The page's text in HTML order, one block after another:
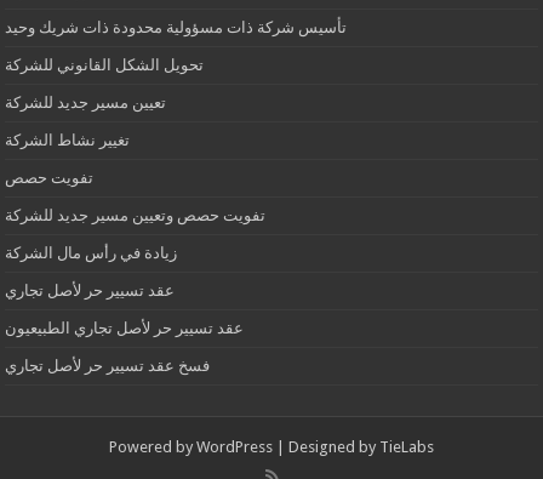
تأسيس شركة ذات مسؤولية محدودة ذات شريك وحيد
تحويل الشكل القانوني للشركة
تعيين مسير جديد للشركة
تغيير نشاط الشركة
تفويت حصص
تفويت حصص وتعيين مسير جديد للشركة
زيادة في رأس مال الشركة
عقد تسيير حر لأصل تجاري
عقد تسيير حر لأصل تجاري الطبيعيون
فسخ عقد تسيير حر لأصل تجاري
Powered by WordPress | Designed by TieLabs